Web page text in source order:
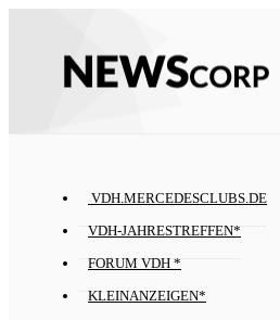
VDH.MERCEDESCLUBS.DE
VDH-JAHRESTREFFEN*
FORUM VDH *
KLEINANZEIGEN*